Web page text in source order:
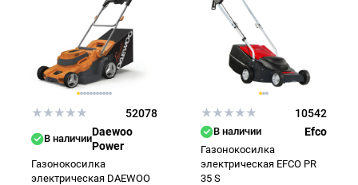
52078
В наличии
Daewoo
Power
Газонокосилка
электрическая DAEWOO
10542
В наличии Efco
Газонокосилка
электрическая EFCO PR
35 S